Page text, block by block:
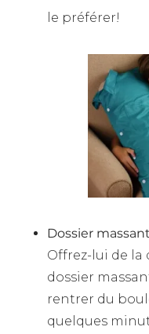
le préférer!
Dossier massant
Offrez-lui de la
dossier
rentrer du
quelques